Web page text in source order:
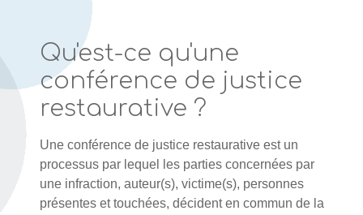
Qu'est-ce qu'une
conférence de justice
restaurative ?
Une conférence de justice restaurative est un
processus par lequel les parties concernées par
une infraction, auteur(s), victime(s), personnes
présentes et touchées, décident en commun de la